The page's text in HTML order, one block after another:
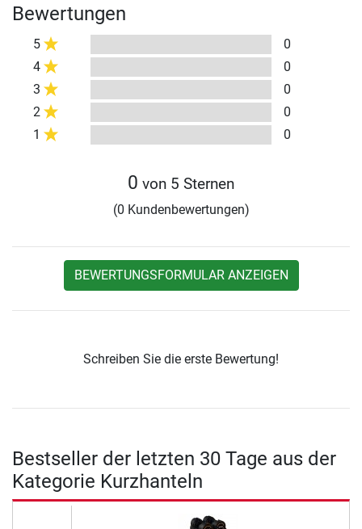
Bewertungen
5
0
4
0
3
0
2
0
1
0
0 von 5 Sternen
(0 Kundenbewertungen)
BEWERTUNGSFORMULAR ANZEIGEN
Schreiben Sie die erste Bewertung!
Bestseller der letzten 30 Tage aus der
Kategorie Kurzhanteln